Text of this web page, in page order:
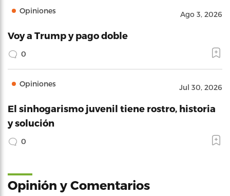
Opiniones Ago 3, 2026
Voy a Trump y pago doble
0
Opiniones Jul 30, 2026
El sinhogarismo juvenil tiene rostro, historia
y solución
0
Opinión y Comentarios